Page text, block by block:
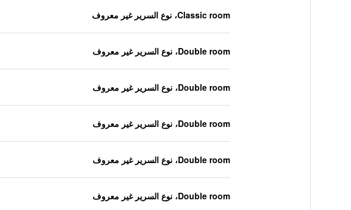
Classic room، نوع السرير غير معروف
Double room، نوع السرير غير معروف
Double room، نوع السرير غير معروف
Double room، نوع السرير غير معروف
Double room، نوع السرير غير معروف
Double room، نوع السرير غير معروف